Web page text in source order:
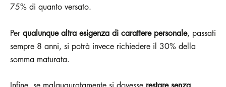
75% di quanto versato.
Per qualunque altra esigenza di carattere personale, passati
sempre 8 anni, si potrà invece richiedere il 30% della
somma maturata.